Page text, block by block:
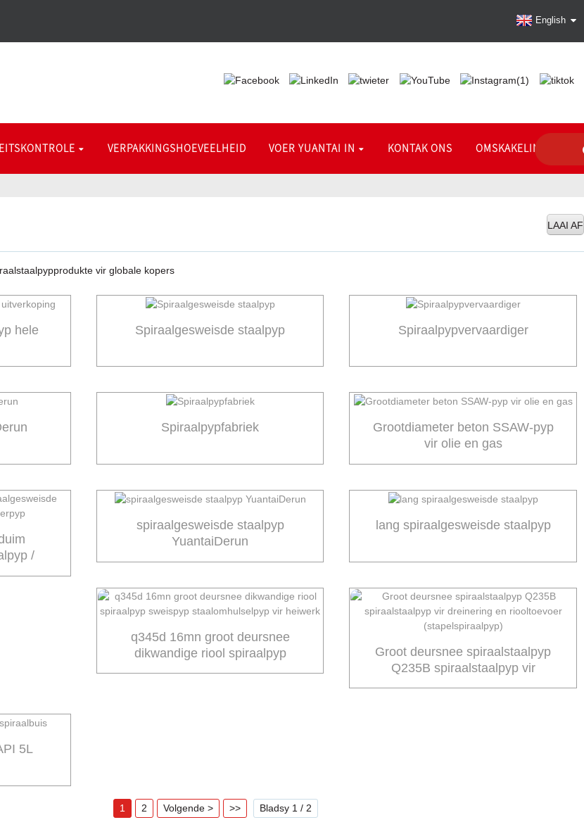
English
VERPAKKINGSHOEVEELHEID VOER YUANTAI IN KONTAK ONS
LAAI AF
vir globale kopers
hele
Spiraalgesweisde staalpyp Spiraalpypvervaardiger
Spiraalpypfabriek
Grootdiameter beton SSAW-pyp
vir olie en gas
/
spiraalgesweisde staalpyp
YuantaiDerun
lang spiraalgesweisde staalpyp
q345d 16mn groot deursnee
dikwandige riool spiraalpyp
Groot deursnee spiraalstaalpyp
Q235B spiraalstaalpyp vir
5L
1 2 Volgende > >> Bladsy 1 / 2